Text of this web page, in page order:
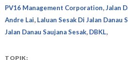
PV16 Management Corporation,Jalan
Andre Lai, Laluan Sesak Di Jalan Danau
Jalan Danau Saujana Sesak, DBKL,
TOPIK: